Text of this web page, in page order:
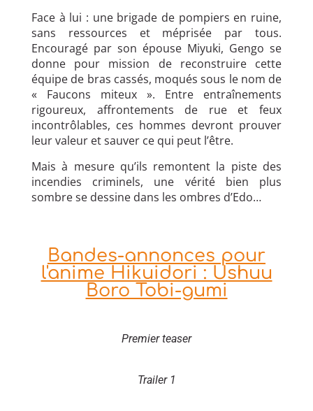
Face à lui : une brigade de pompiers en ruine,
sans ressources et méprisée par tous.
Encouragé par son épouse Miyuki, Gengo se
donne pour mission de reconstruire cette
équipe de bras cassés, moqués sous le nom de
« Faucons miteux ». Entre entraînements
rigoureux, affrontements de rue et feux
incontrôlables, ces hommes devront prouver
leur valeur et sauver ce qui peut l’être.
Mais à mesure qu’ils remontent la piste des
incendies criminels, une vérité bien plus
sombre se dessine dans les ombres d’Edo…
Bandes-annonces pour
l'anime Hikuidori : Ushuu
Boro Tobi-gumi
Premier teaser
Trailer 1